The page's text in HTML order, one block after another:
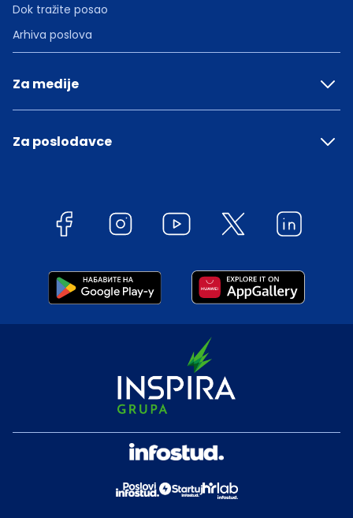
Dok tražite posao
Arhiva poslova
Za medije
Za poslodavce